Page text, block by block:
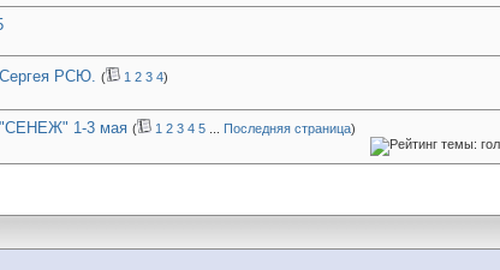
РСЮ. ( 1 2 3 4)
"СЕНЕЖ" 1-3 мая ( 1 2 3 4 5 Последняя страница)